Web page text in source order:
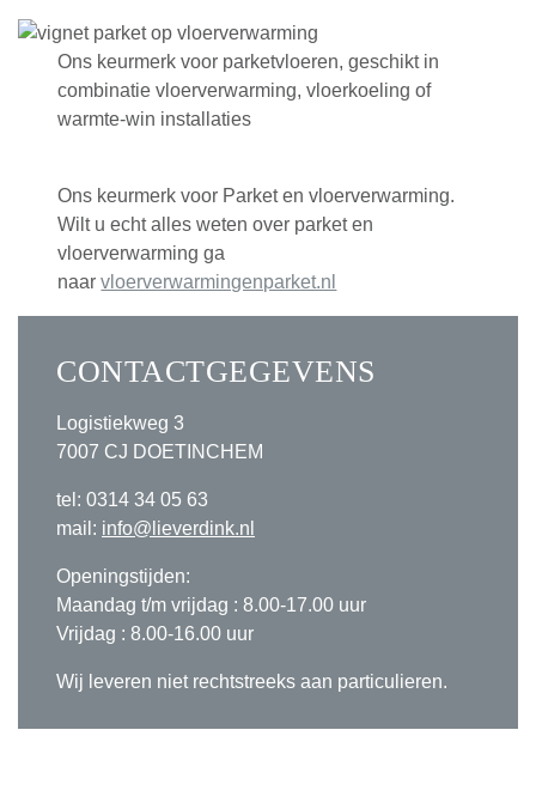
Ons keurmerk voor parketvloeren, geschikt in
combinatie vloerverwarming, vloerkoeling of
warmte-win installaties
Ons keurmerk voor Parket en vloerverwarming.
Wilt u echt alles weten over parket en
vloerverwarming ga
naarvloerverwarmingenparket.nl
CONTACTGEGEVENS
Logistiekweg 3
7007 CJ DOETINCHEM
tel: 0314 34 05 63
mail: info@lieverdink.nl
Openingstijden:
Maandag t/m vrijdag : 8.00-17.00 uur
Vrijdag : 8.00-16.00 uur
Wij leveren niet rechtstreeks aan particulieren.